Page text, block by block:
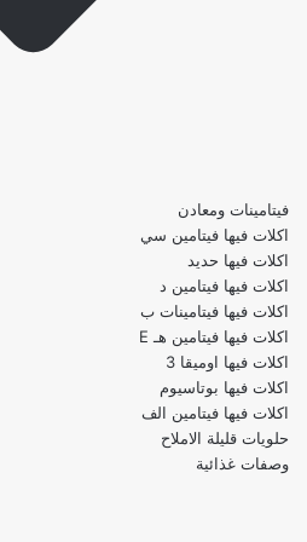
فيتامينات ومعادن
اكلات فيها فيتامين سي
اكلات فيها حديد
اكلات فيها فيتامين د
اكلات فيها فيتامينات ب
اكلات فيها فيتامين هـ E
اكلات فيها اوميقا 3
اكلات فيها بوتاسيوم
اكلات فيها فيتامين الف
حلويات قليلة الاملاح
وصفات غذائية